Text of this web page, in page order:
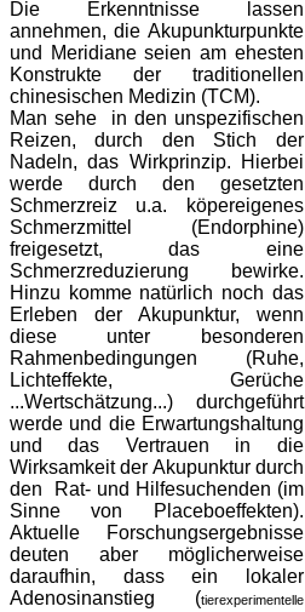
Die Erkenntnisse lassen
annehmen, die Akupunkturpunkte
und Meridiane seien am ehesten
Konstrukte der traditionellen
chinesischen Medizin (TCM).
Man sehe in den unspezifischen
Reizen, durch den Stich der
Nadeln, das Wirkprinzip. Hierbei
werde durch den gesetzten
Schmerzreiz u.a. köpereigenes
Schmerzmittel (Endorphine)
freigesetzt, das eine
Schmerzreduzierung bewirke.
Hinzu komme natürlich noch das
Erleben der Akupunktur, wenn
diese unter besonderen
Rahmenbedingungen (Ruhe,
Lichteffekte, Gerüche
...Wertschätzung...) durchgeführt
werde und die Erwartungshaltung
und das Vertrauen in die
Wirksamkeit der Akupunktur durch
den Rat- und Hilfesuchenden (im
Sinne von Placeboeffekten).
Aktuelle Forschungsergebnisse
deuten aber möglicherweise
daraufhin, dass ein lokaler
Adenosinanstieg (tier­experimentelle